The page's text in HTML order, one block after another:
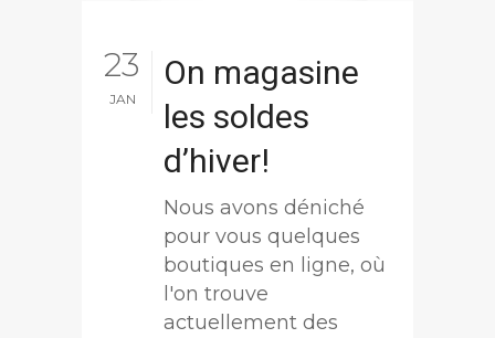
23
JAN
On magasine
les soldes
d’hiver!
Nous avons déniché
pour vous quelques
boutiques en ligne, où
l'on trouve
actuellement des